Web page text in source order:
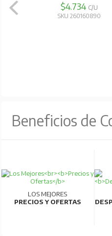
$11.442C/U
SKU 260130660
Beneficios de
LOS MEJORES
PRECIOS Y OFERTAS